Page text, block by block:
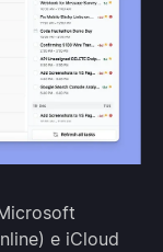
e iCloud